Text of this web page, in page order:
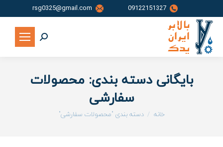
09122151327
rsg0325@gmail.com
جستجو:
بایگانی دسته بندی:محصولات
سفارشی
شما اینجا هستید:
خانه دسته بندی "محصولات سفارشی"